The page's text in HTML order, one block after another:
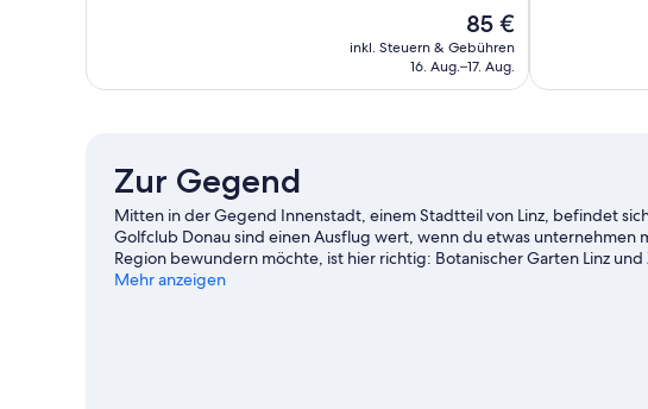
666
Bewertungen
Der
Preis
beträgt
85 €
inkl. Steuern & Gebühren
16. Aug.–17. Aug.
Zur Gegend
Mitten in der Gegend Innenstadt, einem Stadtteil von Linz, befindet
Golfclub Donau sind einen Ausflug wert, wenn du etwas
Region bewundern möchte, ist hier richtig: Botanischer Garten Linz
Stadt mit dem Besuch eines spannenden Events oder einer
Mehr anzeigen